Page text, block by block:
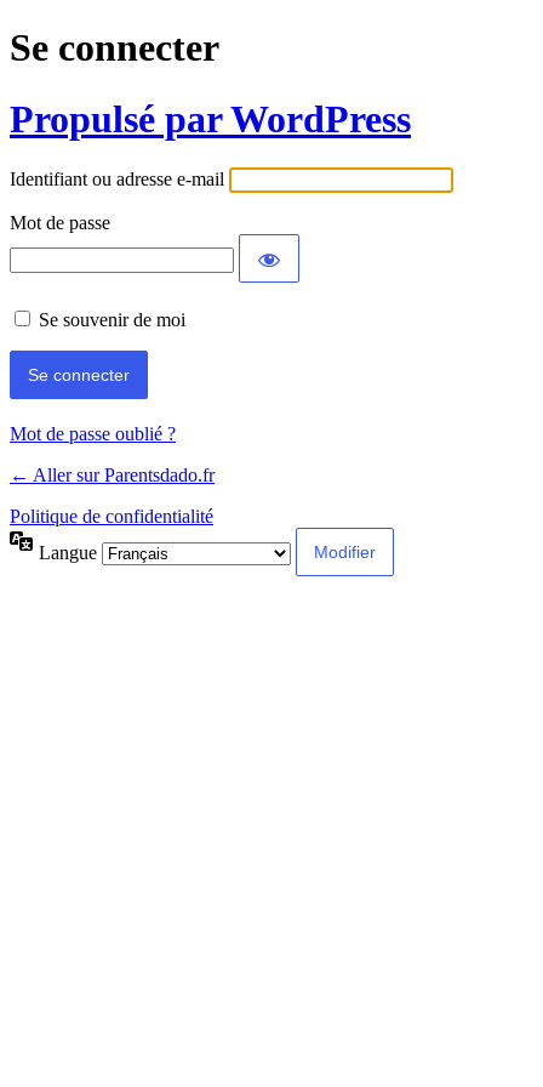
Se connecter
Propulsé par WordPress
Identifiant ou adresse e-mail
Mot de passe
Se souvenir de moi
Mot de passe oublié ?
← Aller sur Parentsdado.fr
Politique de confidentialité
Langue